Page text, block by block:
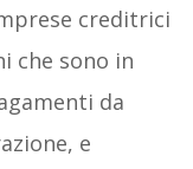
creditrici
che sono in
da
e